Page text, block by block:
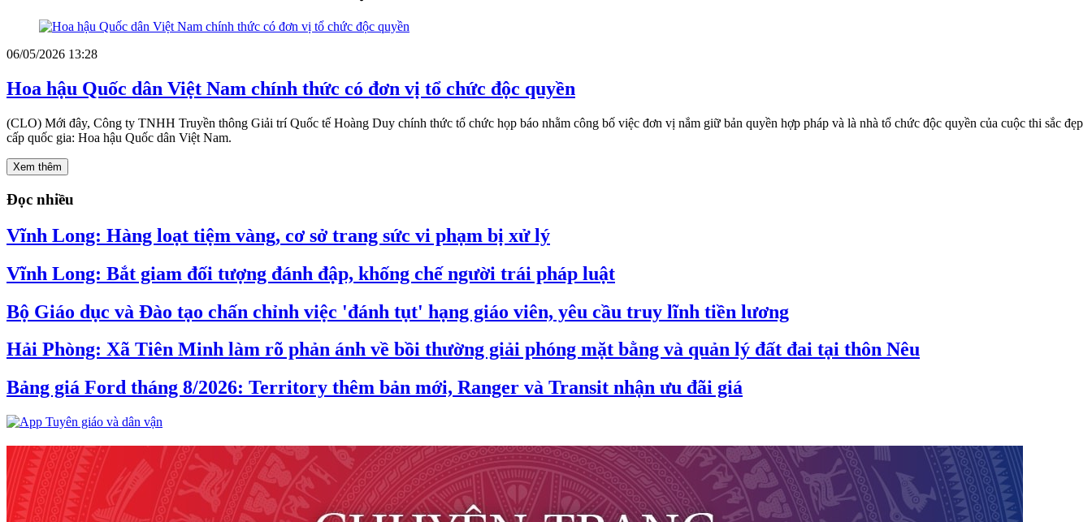
06/05/2026 13:28
Hoa hậu Quốc dân Việt Nam chính thức có đơn vị tổ chức độc quyền
(CLO) Mới đây, Công ty TNHH Truyền thông Giải trí Quốc tế Hoàng Duy chính thức tổ chức họp báo nhằm công bố việc đơn vị nắm giữ bản quyền hợp pháp và là nhà tổ chức độc quyền của cuộc thi sắc đẹp
cấp quốc gia: Hoa hậu Quốc dân Việt Nam.
Xem thêm
Đọc nhiều
Vĩnh Long: Hàng loạt tiệm vàng, cơ sở trang sức vi phạm bị xử lý
Vĩnh Long: Bắt giam đối tượng đánh đập, khống chế người trái pháp luật
Bộ Giáo dục và Đào tạo chấn chỉnh việc 'đánh tụt' hạng giáo viên, yêu cầu truy lĩnh tiền lương
Hải Phòng: Xã Tiên Minh làm rõ phản ánh về bồi thường giải phóng mặt bằng và quản lý đất đai tại thôn Nêu
Bảng giá Ford tháng 8/2026: Territory thêm bản mới, Ranger và Transit nhận ưu đãi giá